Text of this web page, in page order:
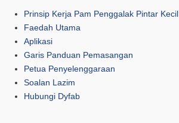
Prinsip Kerja Pam Penggalak Pintar Kecil
Faedah Utama
Aplikasi
Garis Panduan Pemasangan
Petua Penyelenggaraan
Soalan Lazim
Hubungi Dyfab